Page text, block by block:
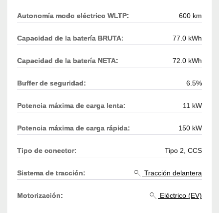
Autonomía modo eléctrico WLTP: 600 km
Capacidad de la batería BRUTA: 77.0 kWh
Capacidad de la batería NETA: 72.0 kWh
Buffer de seguridad: 6.5%
Potencia máxima de carga lenta: 11 kW
Potencia máxima de carga rápida: 150 kW
Tipo de conector: Tipo 2, CCS
Sistema de tracción: Tracción delantera
Motorización: Eléctrico (EV)